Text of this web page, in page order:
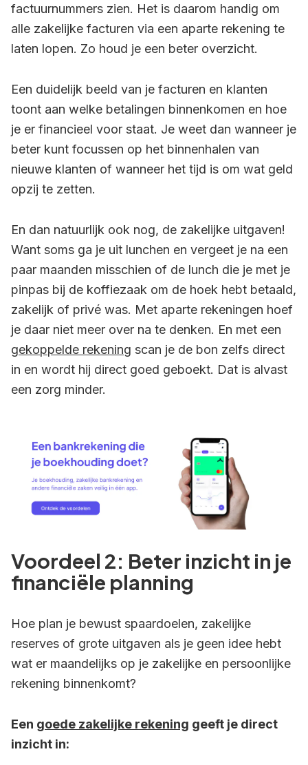
factuurnummers zien. Het is daarom handig om
alle zakelijke facturen via een aparte rekening te
laten lopen. Zo houd je een beter overzicht.
Een duidelijk beeld van je facturen en klanten
toont aan welke betalingen binnenkomen en hoe
je er financieel voor staat. Je weet dan wanneer je
beter kunt focussen op het binnenhalen van
nieuwe klanten of wanneer het tijd is om wat geld
opzij te zetten.
En dan natuurlijk ook nog, de zakelijke uitgaven!
Want soms ga je uit lunchen en vergeet je na een
paar maanden misschien of de lunch die je met je
pinpas bij de koffiezaak om de hoek hebt betaald,
zakelijk of privé was. Met aparte rekeningen hoef
je daar niet meer over na te denken. En met een
gekoppelde rekening scan je de bon zelfs direct
in en wordt hij direct goed geboekt. Dat is alvast
een zorg minder.
Voordeel 2: Beter inzicht in je
financiële planning
Hoe plan je bewust spaardoelen, zakelijke
reserves of grote uitgaven als je geen idee hebt
wat er maandelijks op je zakelijke en persoonlijke
rekening binnenkomt?
Een goede zakelijke rekening geeft je direct
inzicht in: